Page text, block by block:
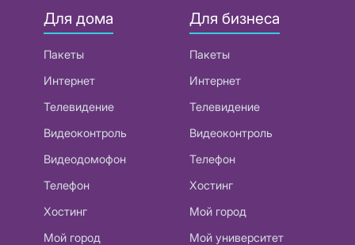
Для дома
Пакеты
Интернет
Телевидение
Видеоконтроль
Видеодомофон
Телефон
Хостинг
Мой город
Для бизнеса
Пакеты
Интернет
Телевидение
Видеоконтроль
Телефон
Хостинг
Мой город
Мой университет